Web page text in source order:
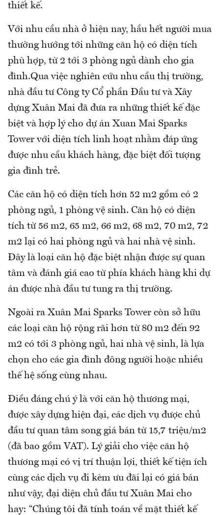
thiết kế.
Với nhu cầu nhà ở hiện nay, hầu hết người mua
thường hướng tới những căn hộ có diện tích
phù hợp, từ 2 tới 3 phòng ngủ dành cho gia
đình.Qua việc nghiên cứu nhu cầu thị trường,
nhà đầu tư Công ty Cổ phần Đầu tư và Xây
dựng Xuân Mai đã đưa ra những thiết kế đặc
biệt và hợp lý cho dự án Xuan Mai Sparks
Tower với diện tích linh hoạt nhằm đáp ứng
được nhu cầu khách hàng, đặc biệt đối tượng
gia đình trẻ.
Các căn hộ có diện tích hơn 52 m2 gồm có 2
phòng ngủ, 1 phòng vệ sinh. Căn hộ có diện
tích từ 56 m2, 65 m2, 66 m2, 68 m2, 70 m2, 72
m2 lại có hai phòng ngủ và hai nhà vệ sinh.
Đây là loại căn hộ đặc biệt nhận được sự quan
tâm và đánh giá cao từ phía khách hàng khi dự
án được nhà đầu tư tung ra thị trường.
Ngoài ra Xuân Mai Sparks Tower còn sở hữu
các loại căn hộ rộng rãi hơn từ 80 m2 đến 92
m2 có tới 3 phòng ngủ, hai nhà vệ sinh, là lựa
chọn cho các gia đình đông người hoặc nhiều
thế hệ sống cùng nhau.
Điều đáng chú ý là với căn hộ thương mại,
được xây dựng hiện đại, các dịch vụ được chủ
đầu tư quan tâm song giá bán từ 15,7 triệu/m2
(đã bao gồm VAT). Lý giải cho việc căn hộ
thương mại có vị trí thuận lợi, thiết kế tiện ích
cùng các dịch vụ đi kèm ưu đãi lại có giá bán
như vậy, đại diện chủ đầu tư Xuân Mai cho
hay: “Chúng tôi đã tính toán về mặt thiết kế